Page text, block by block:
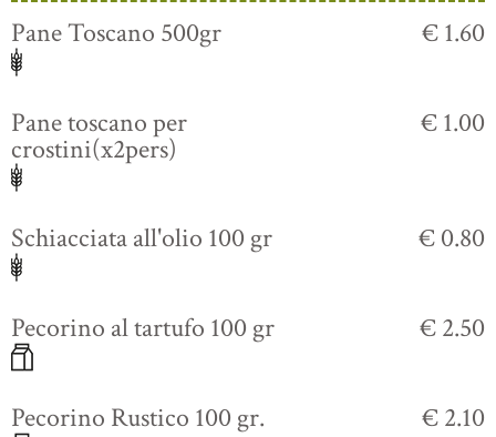
Pane Toscano 500gr € 1.60
Pane toscano per
crostini(x2pers)
€ 1.00
Schiacciata all'olio 100 gr € 0.80
Pecorino al tartufo 100 gr € 2.50
Pecorino Rustico 100 gr. € 2.10